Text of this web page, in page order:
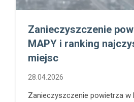
Zanieczyszczenie
MAPY i ranking
miejsc
28.04.2026
Zanieczyszczenie powietrza w